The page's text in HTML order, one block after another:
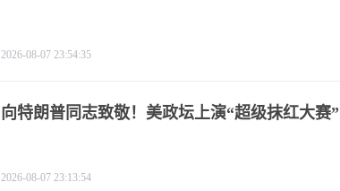
2026-08-07 23:54:35
向特朗普同志致敬！美政坛上演“超级抹红大赛”
2026-08-07 23:13:54